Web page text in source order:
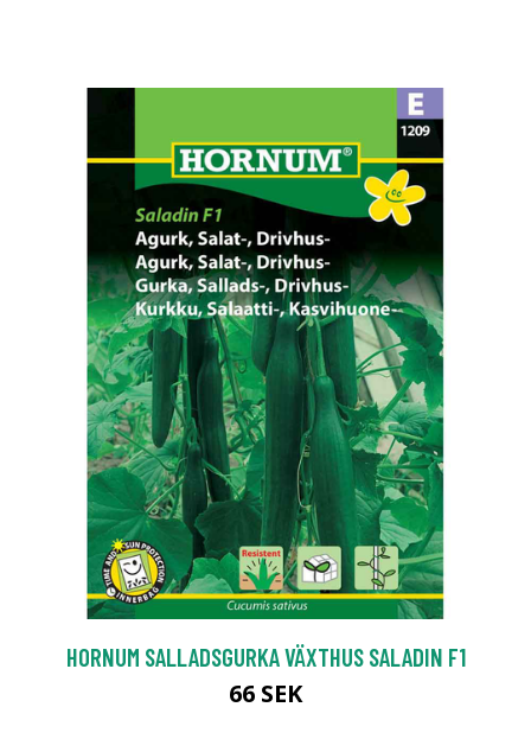
HORNUM SALLADSGURKA VÄXTHUS SALADIN F1
66 SEK